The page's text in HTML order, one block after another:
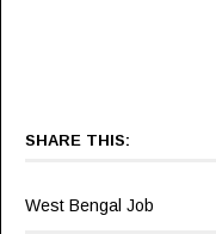
SHARE THIS:
West Bengal Job